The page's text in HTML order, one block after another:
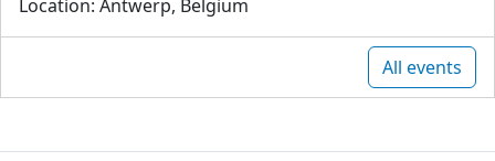
Location: Antwerp, Belgium
All events